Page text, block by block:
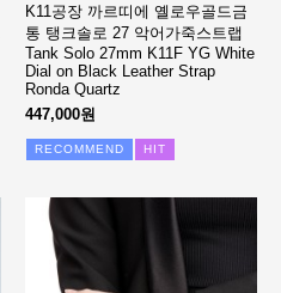
K11공장 까르띠에 옐로우골드금
통 탱크솔로 27 악어가죽스트랩
Tank Solo 27mm K11F YG White
Dial on Black Leather Strap
Ronda Quartz
447,000원
RECOMMEND HIT